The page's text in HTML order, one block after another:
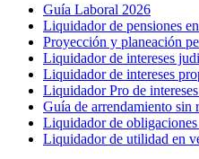
Guía Laboral 2026
Liquidador de pensiones
Proyección y planeación
Liquidador de intereses
Liquidador de intereses
Liquidador Pro de
Guía de arrendamiento sin
Liquidador de obligaciones
Liquidador de utilidad en